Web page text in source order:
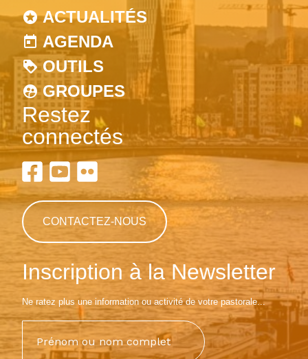
ACTUALITÉS
AGENDA
OUTILS
GROUPES
Restez
connectés
CONTACTEZ-NOUS
Inscription à la Newsletter
Ne ratez plus une information ou activité de votre pastorale...